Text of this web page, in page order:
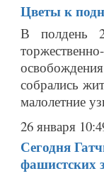
Цветы к
В полдень
собрались
малолетние
26 января
Сегодня
фашистских